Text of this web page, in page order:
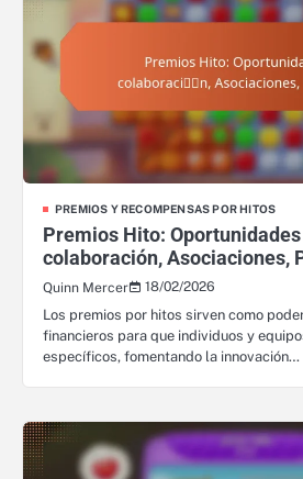
PREMIOS Y RECOMPENSAS POR HITOS
Premios Hito:
colaboración, Asociaciones,
Quinn Mercer
18/02/2026
Los premios por hitos sirven como
financieros para que individuos y
específicos, fomentando la innovación…